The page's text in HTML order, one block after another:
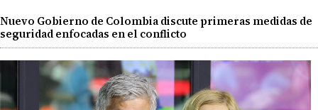
Nuevo Gobierno de Colombia discute primeras medidas de
seguridad enfocadas en el conflicto